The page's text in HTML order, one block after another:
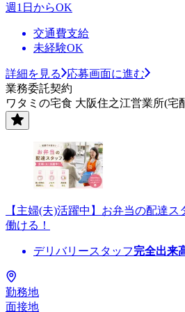
週1日からOK
交通費支給
未経験OK
詳細を見る
応募画面に進む
業務委託契約
ワタミの宅食 大阪住之江営業所(宅
【主婦(夫)活躍中】お弁当の配達
働ける！
デリバリースタッフ完全出来
勤務地
面接地